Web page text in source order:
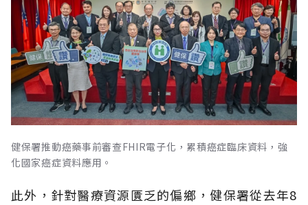
健保署推動癌藥事前審查FHIR電子化，累積癌症臨床資料，強
化國家癌症資料應用。
此外，針對醫療資源匱乏的偏鄉，健保署從去年8